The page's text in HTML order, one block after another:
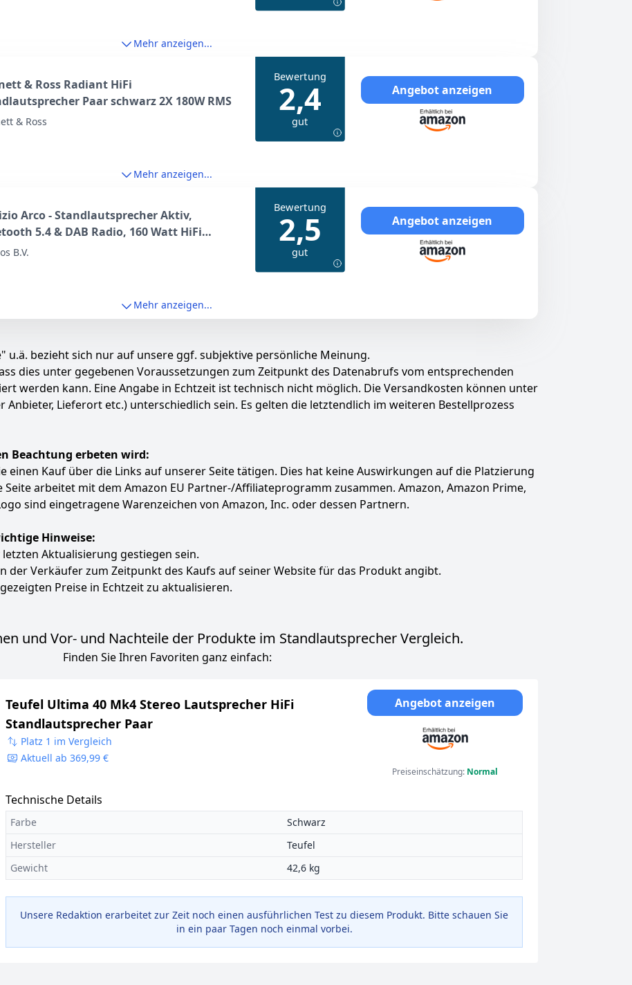
Mehr anzeigen...
& Ross Radiant HiFi
Paar schwarz 2X 180W RMS
& Ross
Bewertung
2,4
gut
Angebot anzeigen
Mehr anzeigen...
Arco - Standlautsprecher Aktiv,
5.4 & DAB Radio, 160 Watt HiFi
Musikanlage & Heimkino
B.V.
Bewertung
2,5
gut
Angebot anzeigen
Mehr anzeigen...
u.ä. bezieht sich nur auf unsere ggf. subjektive persönliche Meinung.
dies unter gegebenen Voraussetzungen zum Zeitpunkt des Datenabrufs vom entsprechenden
werden kann. Eine Angabe in Echtzeit ist technisch nicht möglich. Die Versandkosten können unter
Lieferort etc.) unterschiedlich sein. Es gelten die letztendlich im weiteren Bestellprozess
Beachtung erbeten wird:
einen Kauf über die Links auf unserer Seite tätigen. Dies hat keine Auswirkungen auf die Platzierung
arbeitet mit dem Amazon EU Partner-/Affiliateprogramm zusammen. Amazon, Amazon Prime,
sind eingetragene Warenzeichen von Amazon, Inc. oder dessen Partnern.
Hinweise:
Aktualisierung gestiegen sein.
der Verkäufer zum Zeitpunkt des Kaufs auf seiner Website für das Produkt angibt.
Preise in Echtzeit zu aktualisieren.
und Vor- und Nachteile der Produkte im Standlautsprecher Vergleich.
Finden Sie Ihren Favoriten ganz einfach:
Teufel Ultima 40 Mk4 Stereo Lautsprecher HiFi
Standlautsprecher Paar
Platz 1 im Vergleich
Aktuell ab 369,99 €
Angebot anzeigen
Preiseinschätzung: Normal
Technische Details
Farbe
Schwarz
Hersteller
Teufel
Gewicht
42,6 kg
Unsere Redaktion erarbeitet zur Zeit noch einen ausführlichen Test zu diesem Produkt. Bitte schauen Sie
in ein paar Tagen noch einmal vorbei.